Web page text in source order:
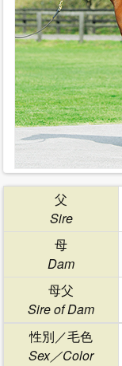
父
Sire
母
Dam
母父
Sire of Dam
性別／毛色
Sex／Color